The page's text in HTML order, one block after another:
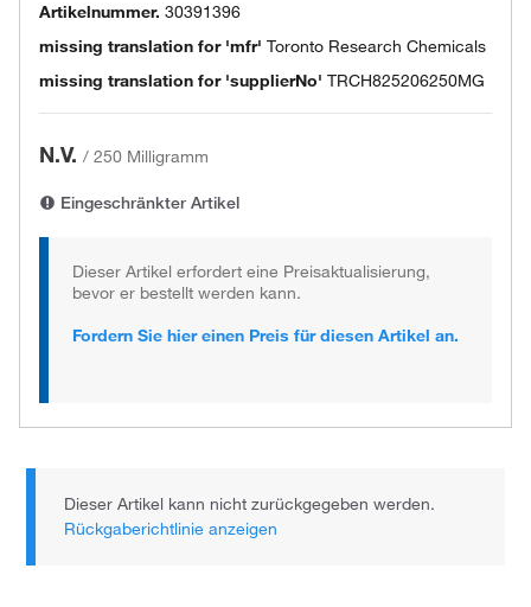
Artikelnummer. 30391396
missing translation for 'mfr' Toronto Research Chemicals
missing translation for 'supplierNo' TRCH825206250MG
N.V. / 250 Milligramm
Eingeschränkter Artikel
Dieser Artikel erfordert eine Preisaktualisierung,
bevor er bestellt werden kann.
Fordern Sie hier einen Preis für diesen Artikel an.
Dieser Artikel kann nicht zurückgegeben werden.
Rückgaberichtlinie anzeigen